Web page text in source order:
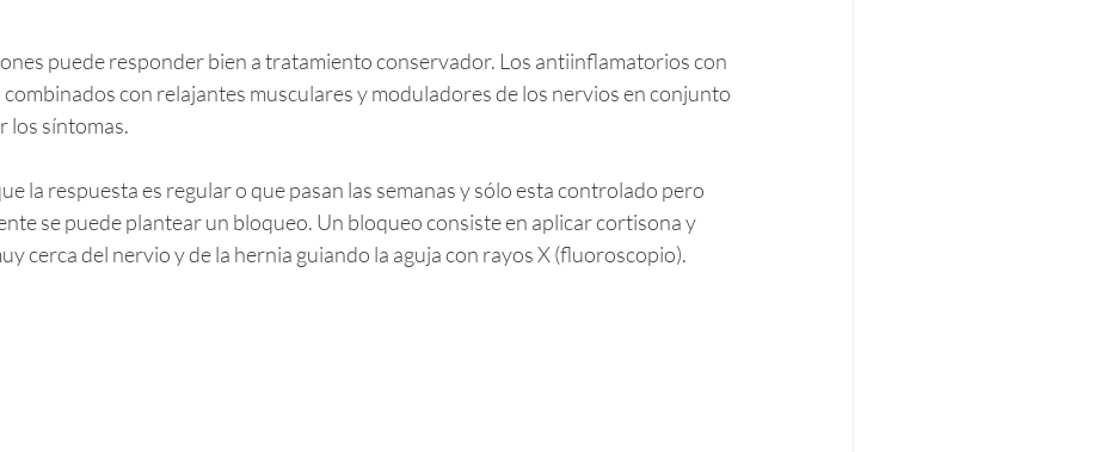
puede responder bien a tratamiento conservador. Los antiinflamatorios con
combinados con relajantes musculares y moduladores de los nervios en conjunto
los síntomas.
la respuesta es regular o que pasan las semanas y sólo esta controlado pero
se puede plantear un bloqueo. Un bloqueo consiste en aplicar cortisona y
cerca del nervio y de la hernia guiando la aguja con rayos X (fluoroscopio).